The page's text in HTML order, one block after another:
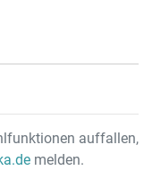
auffallen,
melden.